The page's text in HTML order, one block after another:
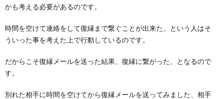
かも考える必要があるのです。
時間を空けて連絡をして復縁まで繋ぐことが出来た、という人はそ
ういった事を考えた上で行動しているのです。
だからこそ復縁メールを送った結果、復縁に繋がった、となるので
す。
別れた相手に時間を空けてから復縁メールを送ってみました、相手